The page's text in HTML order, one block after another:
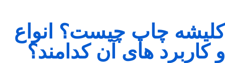
کلیشه چاپ چیست؟ انواع
و کاربرد های آن کدامند؟